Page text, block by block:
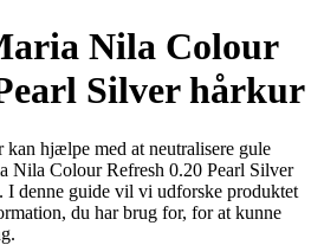
Nila Colour
Silver hårkur
hjælpe med at neutralisere gule
Nila Colour Refresh 0.20 Pearl Silver
I denne guide vil vi udforske produktet
du har brug for, for at kunne